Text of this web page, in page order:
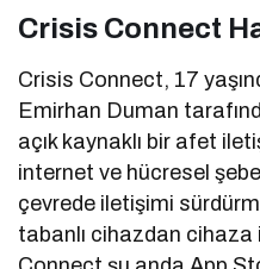
Crisis Connect
Crisis Connect, 17
Emirhan Duman
açık kaynaklı bir afet
internet ve hücresel
çevrede iletişimi
tabanlı cihazdan